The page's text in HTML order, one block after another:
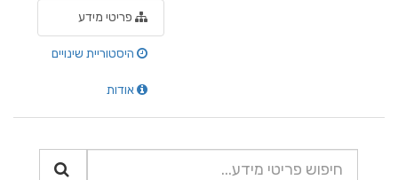
פריטי מידע
היסטוריית שינויים
אודות